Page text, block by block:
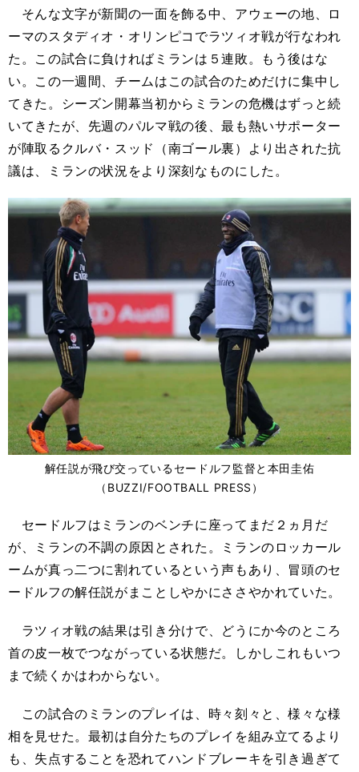
そんな文字が新聞の一面を飾る中、アウェーの地、ロ
ーマのスタディオ・オリンピコでラツィオ戦が行なわれ
た。この試合に負ければミランは５連敗。もう後はな
い。この一週間、チームはこの試合のためだけに集中し
てきた。シーズン開幕当初からミランの危機はずっと続
いてきたが、先週のパルマ戦の後、最も熱いサポーター
が陣取るクルバ・スッド（南ゴール裏）より出された抗
議は、ミランの状況をより深刻なものにした。
解任説が飛び交っているセードルフ監督と本田圭佑
（BUZZI/FOOTBALL PRESS）
セードルフはミランのベンチに座ってまだ２ヵ月だ
が、ミランの不調の原因とされた。ミランのロッカール
ームが真っ二つに割れているという声もあり、冒頭のセ
ードルフの解任説がまことしやかにささやかれていた。
ラツィオ戦の結果は引き分けで、どうにか今のところ
首の皮一枚でつながっている状態だ。しかしこれもいつ
まで続くかはわからない。
この試合のミランのプレイは、時々刻々と、様々な様
相を見せた。最初は自分たちのプレイを組み立てるより
も、失点することを恐れてハンドブレーキを引き過ぎて